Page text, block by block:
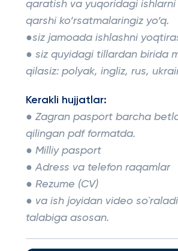
qaratish va yuqoridagi
qarshi ko‘rsatmalaringiz yo‘q.
●siz jamoada ishlashni
● siz quyidagi tillardan birida
qilasiz: polyak, ingliz, rus,
Kerakli hujjatlar:
● Zagran pasport barcha
qilingan pdf formatda.
● Milliy pasport
● Adress va telefon raqamlar
● Rezume (CV)
● va ish joyidan video
talabiga asosan.